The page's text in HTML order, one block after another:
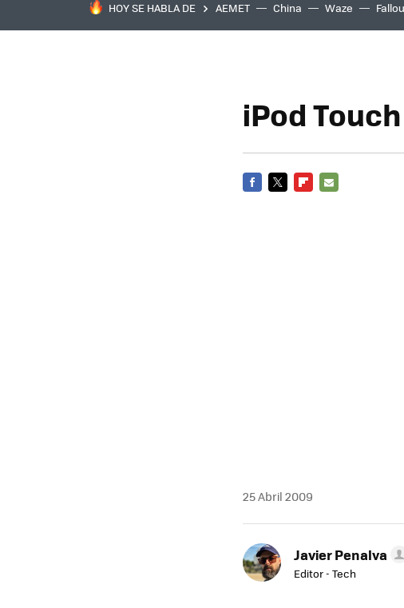
HOY SE HABLA DE AEMET China Waze
iPod
25 Abril 2009
Javier Penalva
Editor - Tech